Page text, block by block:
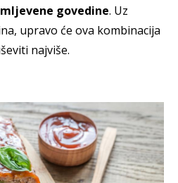
govedine. Uz
upravo će ova kombinacija
najviše.